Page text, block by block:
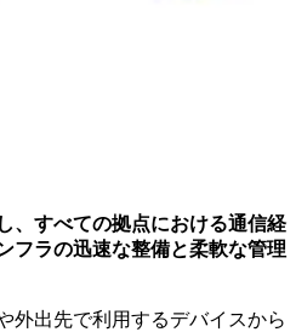
、すべての拠点における通信経
フラの迅速な整備と柔軟な管理
外出先で利⽤するデバイスから